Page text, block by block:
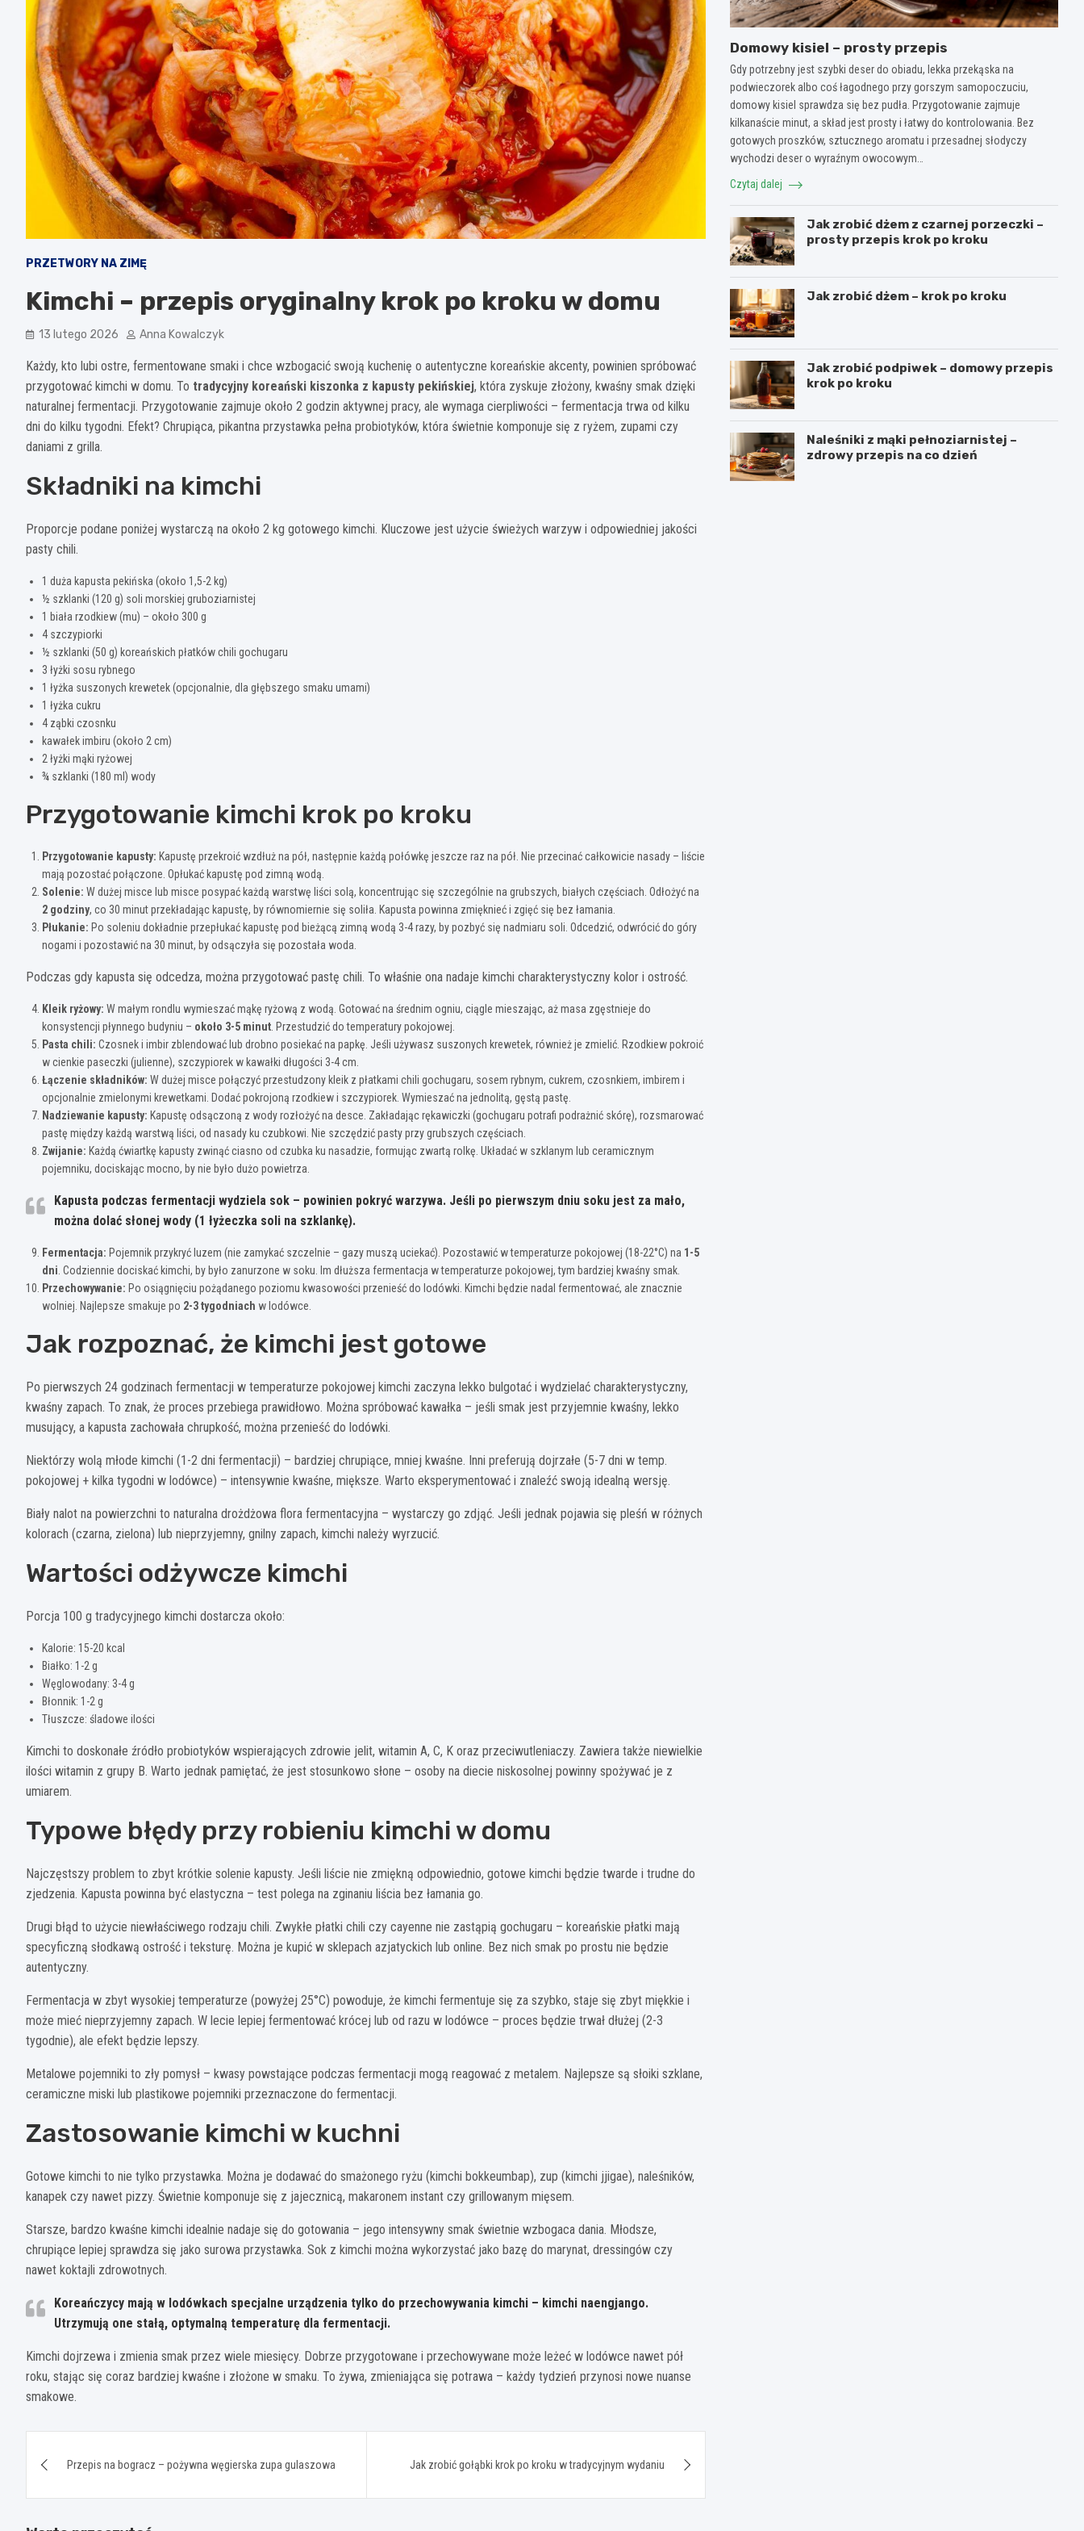
PRZETWORY NA ZIMĘ
Kimchi – przepis oryginalny krok po kroku w domu
13 lutego 2026 Anna Kowalczyk
Każdy, kto lubi ostre, fermentowane smaki i chce wzbogacić swoją kuchenię o autentyczne koreańskie akcenty, powinien spróbować
przygotować kimchi w domu. To tradycyjny koreański kiszonka z kapusty pekińskiej, która zyskuje złożony, kwaśny smak dzięki
naturalnej fermentacji. Przygotowanie zajmuje około 2 godzin aktywnej pracy, ale wymaga cierpliwości – fermentacja trwa od kilku
dni do kilku tygodni. Efekt? Chrupiąca, pikantna przystawka pełna probiotyków, która świetnie komponuje się z ryżem, zupami czy
daniami z grilla.
Składniki na kimchi
Proporcje podane poniżej wystarczą na około 2 kg gotowego kimchi. Kluczowe jest użycie świeżych warzyw i odpowiedniej jakości
pasty chili.
1 duża kapusta pekińska (około 1,5-2 kg)
½ szklanki (120 g) soli morskiej gruboziarnistej
1 biała rzodkiew (mu) – około 300 g
4 szczypiorki
½ szklanki (50 g) koreańskich płatków chili gochugaru
3 łyżki sosu rybnego
1 łyżka suszonych krewetek (opcjonalnie, dla głębszego smaku umami)
1 łyżka cukru
4 ząbki czosnku
kawałek imbiru (około 2 cm)
2 łyżki mąki ryżowej
¾ szklanki (180 ml) wody
Przygotowanie kimchi krok po kroku
Przygotowanie kapusty: Kapustę przekroić wzdłuż na pół, następnie każdą połówkę jeszcze raz na pół. Nie przecinać całkowicie nasady – liście
mają pozostać połączone. Opłukać kapustę pod zimną wodą.
Solenie: W dużej misce lub misce posypać każdą warstwę liści solą, koncentrując się szczególnie na grubszych, białych częściach. Odłożyć na
2 godziny, co 30 minut przekładając kapustę, by równomiernie się soliła. Kapusta powinna zmięknieć i zgięć się bez łamania.
Płukanie: Po soleniu dokładnie przepłukać kapustę pod bieżącą zimną wodą 3-4 razy, by pozbyć się nadmiaru soli. Odcedzić, odwrócić do góry
nogami i pozostawić na 30 minut, by odsączyła się pozostała woda.
Podczas gdy kapusta się odcedza, można przygotować pastę chili. To właśnie ona nadaje kimchi charakterystyczny kolor i ostrość.
Kleik ryżowy: W małym rondlu wymieszać mąkę ryżową z wodą. Gotować na średnim ogniu, ciągle mieszając, aż masa zgęstnieje do
konsystencji płynnego budyniu – około 3-5 minut . Przestudzić do temperatury pokojowej.
Pasta chili: Czosnek i imbir zblendować lub drobno posiekać na papkę. Jeśli używasz suszonych krewetek, również je zmielić. Rzodkiew pokroić
w cienkie paseczki (julienne), szczypiorek w kawałki długości 3-4 cm.
Łączenie składników: W dużej misce połączyć przestudzony kleik z płatkami chili gochugaru, sosem rybnym, cukrem, czosnkiem, imbirem i
opcjonalnie zmielonymi krewetkami. Dodać pokrojoną rzodkiew i szczypiorek. Wymieszać na jednolitą, gęstą pastę.
Nadziewanie kapusty: Kapustę odsączoną z wody rozłożyć na desce. Zakładając rękawiczki (gochugaru potrafi podrażnić skórę), rozsmarować
pastę między każdą warstwą liści, od nasady ku czubkowi. Nie szczędzić pasty przy grubszych częściach.
Zwijanie: Każdą ćwiartkę kapusty zwinąć ciasno od czubka ku nasadzie, formując zwartą rolkę. Układać w szklanym lub ceramicznym
pojemniku, dociskając mocno, by nie było dużo powietrza.
Kapusta podczas fermentacji wydziela sok – powinien pokryć warzywa. Jeśli po pierwszym dniu soku jest za mało,
można dolać słonej wody (1 łyżeczka soli na szklankę).
Fermentacja: Pojemnik przykryć luzem (nie zamykać szczelnie – gazy muszą uciekać). Pozostawić w temperaturze pokojowej (18-22°C) na 1-5
dni . Codziennie dociskać kimchi, by było zanurzone w soku. Im dłuższa fermentacja w temperaturze pokojowej, tym bardziej kwaśny smak.
Przechowywanie: Po osiągnięciu pożądanego poziomu kwasowości przenieść do lodówki. Kimchi będzie nadal fermentować, ale znacznie
wolniej. Najlepsze smakuje po 2-3 tygodniach w lodówce.
Jak rozpoznać, że kimchi jest gotowe
Po pierwszych 24 godzinach fermentacji w temperaturze pokojowej kimchi zaczyna lekko bulgotać i wydzielać charakterystyczny,
kwaśny zapach. To znak, że proces przebiega prawidłowo. Można spróbować kawałka – jeśli smak jest przyjemnie kwaśny, lekko
musujący, a kapusta zachowała chrupkość, można przenieść do lodówki.
Niektórzy wolą młode kimchi (1-2 dni fermentacji) – bardziej chrupiące, mniej kwaśne. Inni preferują dojrzałe (5-7 dni w temp.
pokojowej + kilka tygodni w lodówce) – intensywnie kwaśne, miększe. Warto eksperymentować i znaleźć swoją idealną wersję.
Biały nalot na powierzchni to naturalna drożdżowa flora fermentacyjna – wystarczy go zdjąć. Jeśli jednak pojawia się pleśń w różnych
kolorach (czarna, zielona) lub nieprzyjemny, gnilny zapach, kimchi należy wyrzucić.
Wartości odżywcze kimchi
Porcja 100 g tradycyjnego kimchi dostarcza około:
Kalorie: 15-20 kcal
Białko: 1-2 g
Węglowodany: 3-4 g
Błonnik: 1-2 g
Tłuszcze: śladowe ilości
Kimchi to doskonałe źródło probiotyków wspierających zdrowie jelit, witamin A, C, K oraz przeciwutleniaczy. Zawiera także niewielkie
ilości witamin z grupy B. Warto jednak pamiętać, że jest stosunkowo słone – osoby na diecie niskosolnej powinny spożywać je z
umiarem.
Typowe błędy przy robieniu kimchi w domu
Najczęstszy problem to zbyt krótkie solenie kapusty. Jeśli liście nie zmiękną odpowiednio, gotowe kimchi będzie twarde i trudne do
zjedzenia. Kapusta powinna być elastyczna – test polega na zginaniu liścia bez łamania go.
Drugi błąd to użycie niewłaściwego rodzaju chili. Zwykłe płatki chili czy cayenne nie zastąpią gochugaru – koreańskie płatki mają
specyficzną słodkawą ostrość i teksturę. Można je kupić w sklepach azjatyckich lub online. Bez nich smak po prostu nie będzie
autentyczny.
Fermentacja w zbyt wysokiej temperaturze (powyżej 25°C) powoduje, że kimchi fermentuje się za szybko, staje się zbyt miękkie i
może mieć nieprzyjemny zapach. W lecie lepiej fermentować krócej lub od razu w lodówce – proces będzie trwał dłużej (2-3
tygodnie), ale efekt będzie lepszy.
Metalowe pojemniki to zły pomysł – kwasy powstające podczas fermentacji mogą reagować z metalem. Najlepsze są słoiki szklane,
ceramiczne miski lub plastikowe pojemniki przeznaczone do fermentacji.
Zastosowanie kimchi w kuchni
Gotowe kimchi to nie tylko przystawka. Można je dodawać do smażonego ryżu (kimchi bokkeumbap), zup (kimchi jjigae), naleśników,
kanapek czy nawet pizzy. Świetnie komponuje się z jajecznicą, makaronem instant czy grillowanym mięsem.
Starsze, bardzo kwaśne kimchi idealnie nadaje się do gotowania – jego intensywny smak świetnie wzbogaca dania. Młodsze,
chrupiące lepiej sprawdza się jako surowa przystawka. Sok z kimchi można wykorzystać jako bazę do marynat, dressingów czy
nawet koktajli zdrowotnych.
Koreańczycy mają w lodówkach specjalne urządzenia tylko do przechowywania kimchi – kimchi naengjango.
Utrzymują one stałą, optymalną temperaturę dla fermentacji.
Kimchi dojrzewa i zmienia smak przez wiele miesięcy. Dobrze przygotowane i przechowywane może leżeć w lodówce nawet pół
roku, stając się coraz bardziej kwaśne i złożone w smaku. To żywa, zmieniająca się potrawa – każdy tydzień przynosi nowe nuanse
smakowe.
wpisuPrzepis na bogracz – pożywna węgierska zupa gulaszowa Jak zrobić gołąbki krok po kroku w tradycyjnym wydaniu
Domowy kisiel – prosty przepis
Gdy potrzebny jest szybki deser do obiadu, lekka przekąska na
podwieczorek albo coś łagodnego przy gorszym samopoczuciu,
domowy kisiel sprawdza się bez pudła. Przygotowanie zajmuje
kilkanaście minut, a skład jest prosty i łatwy do kontrolowania. Bez
gotowych proszków, sztucznego aromatu i przesadnej słodyczy
wychodzi deser o wyraźnym owocowym…
Czytaj dalej
Jak zrobić dżem z czarnej porzeczki –
prosty przepis krok po kroku
Jak zrobić dżem – krok po kroku
Jak zrobić podpiwek – domowy przepis
krok po kroku
Naleśniki z mąki pełnoziarnistej –
zdrowy przepis na co dzień